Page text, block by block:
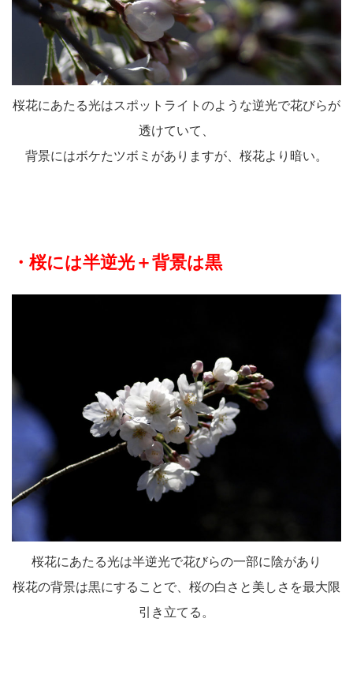
桜花にあたる光はスポットライトのような逆光で花びらが
透けていて、
背景にはボケたツボミがありますが、桜花より暗い。
・桜には半逆光＋背景は黒
桜花にあたる光は半逆光で花びらの一部に陰があり
桜花の背景は黒にすることで、桜の白さと美しさを最大限
引き立てる。